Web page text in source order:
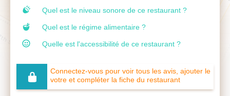
Quel est le niveau sonore de ce restaurant ?
Quel est le régime alimentaire ?
Quelle est l'accessibilité de ce restaurant ?
Connectez-vous pour voir tous les avis, ajouter le
votre et compléter la fiche du restaurant